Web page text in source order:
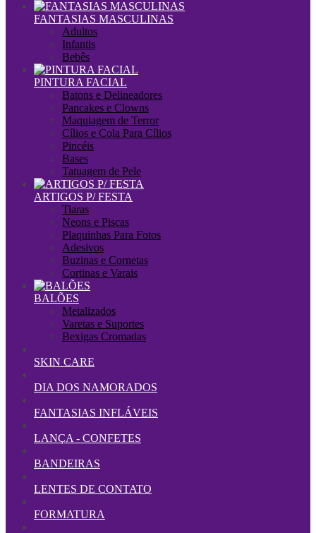
FANTASIAS MASCULINAS
Adultos
Infantis
Bebês
PINTURA FACIAL
Batons e Delineadores
Pancakes e Clowns
Maquiagem de Terror
Cílios e Cola Para Cílios
Pincéis
Bases
Tatuagem de Pele
ARTIGOS P/ FESTA
Tiaras
Neons e Piscas
Plaquinhas Para Fotos
Adesivos
Buzinas e Cornetas
Cortinas e Varais
BALÕES
Metalizados
Varetas e Suportes
Bexigas Cromadas
SKIN CARE
DIA DOS NAMORADOS
FANTASIAS INFLÁVEIS
LANÇA - CONFETES
BANDEIRAS
LENTES DE CONTATO
FORMATURA